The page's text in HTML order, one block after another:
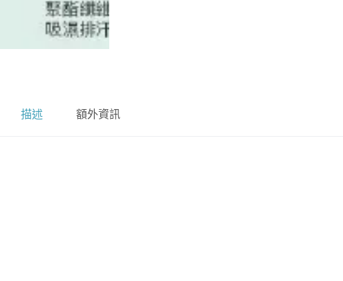
描述 額外資訊